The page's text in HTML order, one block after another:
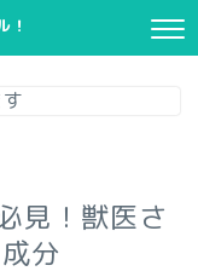
！
見！獣医さ
分